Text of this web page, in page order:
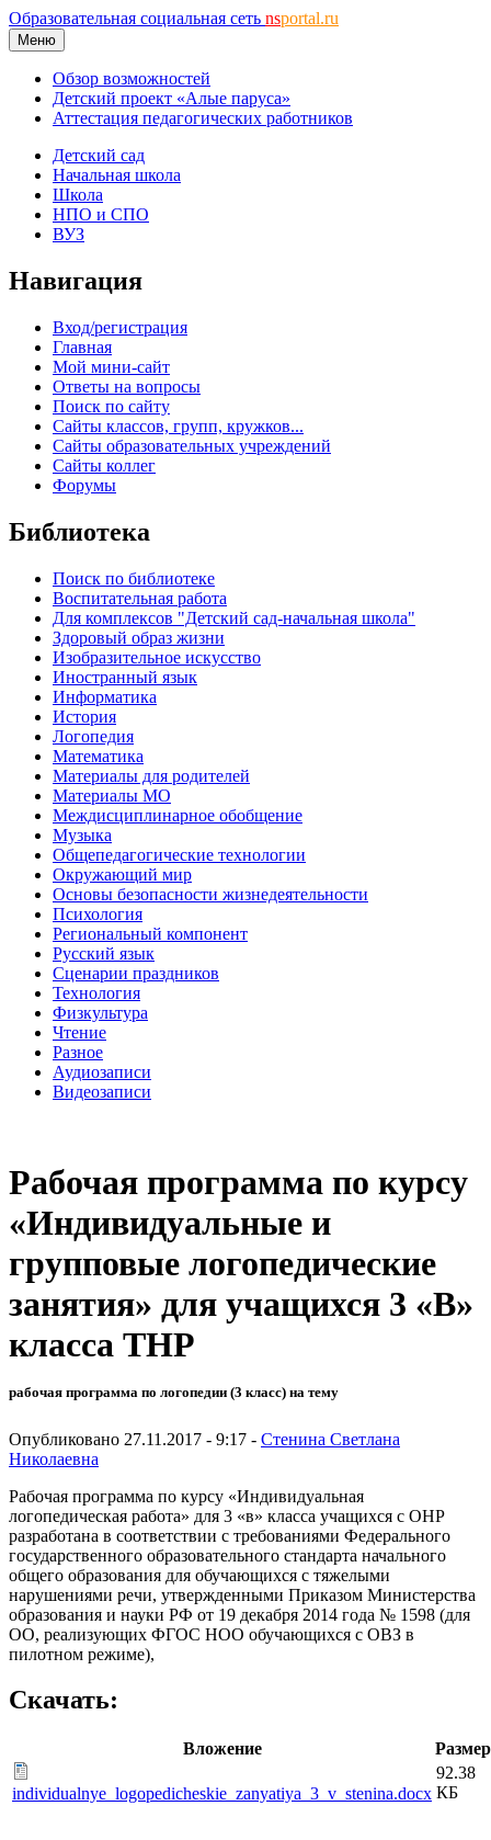
Образовательная социальная сеть nsportal.ru
Меню
Обзор возможностей
Детский проект «Алые паруса»
Аттестация педагогических работников
Детский сад
Начальная школа
Школа
НПО и СПО
ВУЗ
Навигация
Вход/регистрация
Главная
Мой мини-сайт
Ответы на вопросы
Поиск по сайту
Сайты классов, групп, кружков...
Сайты образовательных учреждений
Сайты коллег
Форумы
Библиотека
Поиск по библиотеке
Воспитательная работа
Для комплексов "Детский сад-начальная школа"
Здоровый образ жизни
Изобразительное искусство
Иностранный язык
Информатика
История
Логопедия
Математика
Материалы для родителей
Материалы МО
Междисциплинарное обобщение
Музыка
Общепедагогические технологии
Окружающий мир
Основы безопасности жизнедеятельности
Психология
Региональный компонент
Русский язык
Сценарии праздников
Технология
Физкультура
Чтение
Разное
Аудиозаписи
Видеозаписи
Рабочая программа по курсу
«Индивидуальные и
групповые логопедические
занятия» для учащихся 3 «В»
класса ТНР
рабочая программа по логопедии (3 класс) на тему
Опубликовано 27.11.2017 - 9:17 - Стенина Светлана
Николаевна
Рабочая программа по курсу «Индивидуальная
логопедическая работа» для 3 «в» класса учащихся с ОНР
разработана в соответствии с требованиями Федерального
государственного образовательного стандарта начального
общего образования для обучающихся с тяжелыми
нарушениями речи, утвержденными Приказом Министерства
образования и науки РФ от 19 декабря 2014 года № 1598 (для
ОО, реализующих ФГОС НОО обучающихся с ОВЗ в
пилотном режиме),
Скачать:
Вложение Размер
individualnye_logopedicheskie_zanyatiya_3_v_stenina.docx
92.38
КБ